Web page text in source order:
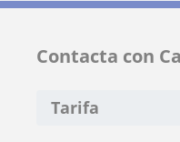
Contacta con
Tarifa